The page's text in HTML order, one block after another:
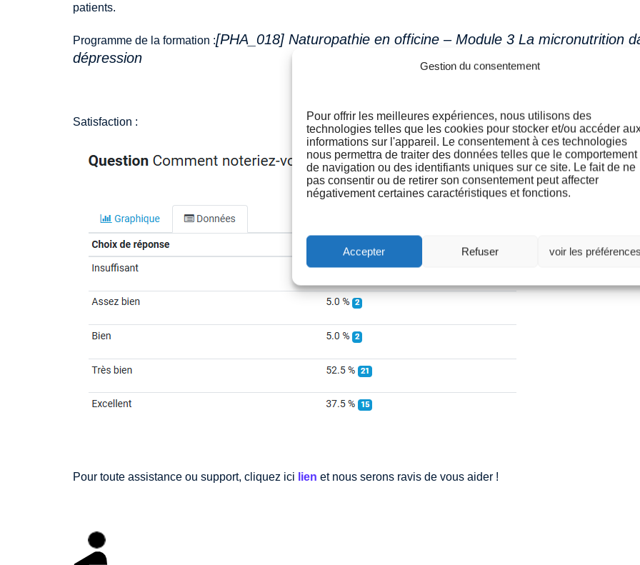
Gestion du consentement
Pour offrir les meilleures expériences, nous utilisons des
technologies telles que les cookies pour stocker et/ou accéder
informations sur l'appareil. Le consentement à ces technologies
nous permettra de traiter des données telles que le comportement
de navigation ou des identifiants uniques sur ce site. Le fait de ne
pas consentir ou de retirer son consentement peut affecter
négativement certaines caractéristiques et fonctions.
Accepter Refuser voir les
patients.
Programme de la formation :[PHA_018] Naturopathie en officine – Module 3 La micronutrition
dépression
Satisfaction :
Pour toute assistance ou support, cliquez ici lien et nous serons ravis de vous aider !